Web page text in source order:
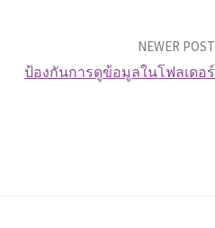
NEWER POST
ป้องกันการดูข้อมูลในโฟลเดอร์